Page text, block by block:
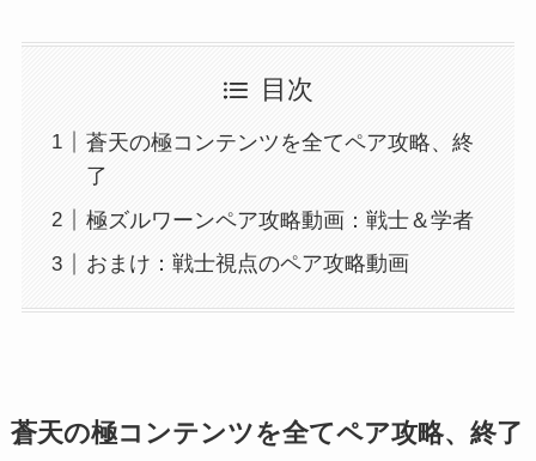
目次
蒼天の極コンテンツを全てペア攻略、終
了
極ズルワーンペア攻略動画：戦士＆学者
おまけ：戦士視点のペア攻略動画
蒼天の極コンテンツを全てペア攻略、終了